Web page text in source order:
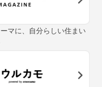
マに、自分らしい住まい